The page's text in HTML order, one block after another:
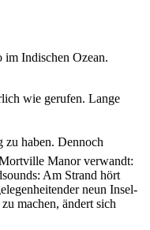
Indischen Ozean.
wie gerufen. Lange
zu haben. Dennoch
Manor verwandt:
Am Strand hört
neun Insel-
machen, ändert sich